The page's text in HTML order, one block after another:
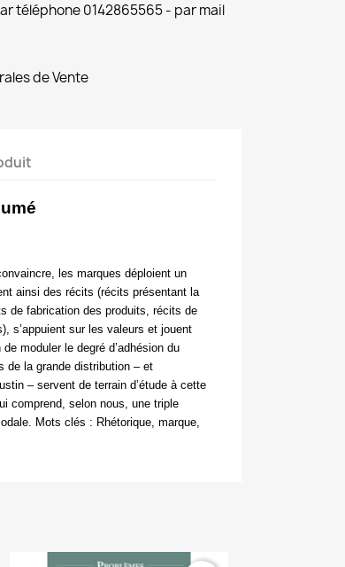
téléphone 0142865565 - par mail
de Vente
les marques déploient un
ainsi des récits (récits présentant la
de fabrication des produits, récits de
s’appuient sur les valeurs et jouent
moduler le degré d’adhésion du
de la grande distribution – et
– servent de terrain d’étude à cette
comprend, selon nous, une triple
Mots clés : Rhétorique, marque,